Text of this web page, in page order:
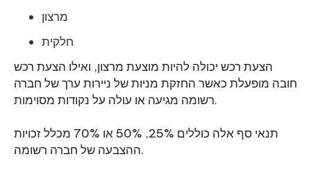
מרצון
חלקית
הצעת רכש יכולה להיות מוצעת מרצון, ואילו הצעת רכש
חובה מופעלת כאשר החזקת מניות של ניירות ערך של חברה
רשומה מגיעה או עולה על נקודות מסוימות.
תנאי סף אלה כוללים 25%, 50% או 70% מכלל זכויות
ההצבעה של חברה רשומה.